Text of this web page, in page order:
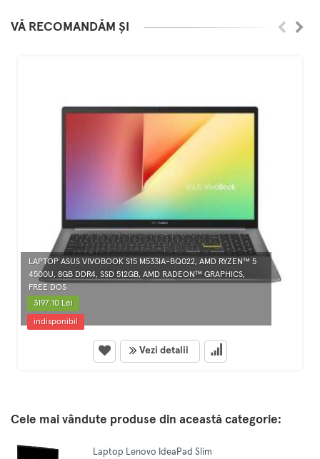
VĂ RECOMANDĂM ȘI
LAPTOP ASUS VIVOBOOK S15 M533IA-BQ022, AMD RYZEN™ 5
4500U, 8GB DDR4, SSD 512GB, AMD RADEON™ GRAPHICS,
FREE DOS
3197.10 Lei
indisponibil
Vezi detalii
Cele mai vândute produse din această categorie:
Laptop Lenovo IdeaPad Slim